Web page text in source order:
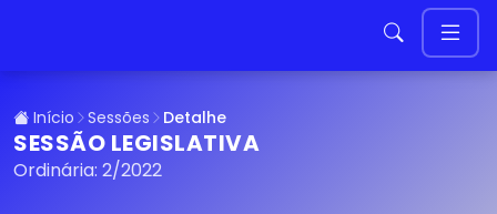
Início Sessões Detalhe
SESSÃO LEGISLATIVA
Ordinária: 2/2022